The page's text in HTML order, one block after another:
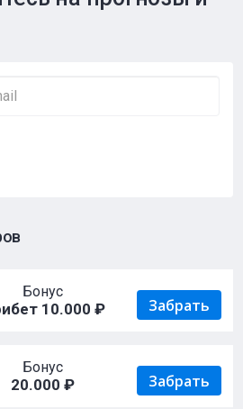
Бонус
10.000 ₽ Забрать
Бонус
20.000 ₽ Забрать